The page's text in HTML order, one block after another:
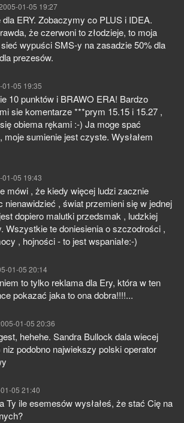
01-05 19:27
ERY. Zobaczymy co PLUS i IDEA.
że czerwoni to złodzieje, to moja
wypuści SMS-y na zasadzie 50% dla
prezesów.
01-05 19:35
10 punktów i BRAWO ERA! Bardzo
sie komentarze ***prym 15.15 i 15.27 ,
obiema rękami :-) Ja moge spać
moje sumienie jest czyste. Wysłałem
01-05 19:43
mówi , że kiedy więcej ludzi zacznie
nienawidzieć , świat przemieni się w jednej
dopiero malutki przedsmak , ludzkiej
Wszystkie te doniesienia o szczodrości ,
, hojności - to jest wspaniałe:-)
01-05 20:14
to tylko reklama dla Ery, która w ten
pokazać jaka to ona dobra!!!!...
01-05 20:36
hehehe. Sandra Bullock dala wiecej
podobno najwiekszy polski operator
05 21:40
Ty ile esemesów wysłałeś, że stać Cię na